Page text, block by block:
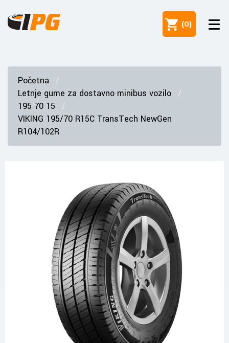
(0)
Početna
Letnje gume za dostavno minibus vozilo
195 70 15
VIKING 195/70 R15C TransTech NewGen
R104/102R